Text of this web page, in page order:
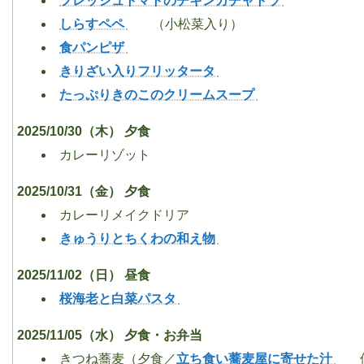
しらすペペ
（小松菜入り）
食パンピザ
きりざい入りフリッタータ
たっぷりきのこのクリームスープ
2025/10/30（木） 夕食
カレーリゾット
2025/10/31（金） 夕食
カレーリメイクドリア
きゅうりとちくわの和え物
2025/11/02（日） 昼食
桜海老と白菜パスタ
2025/11/05（水） 夕食・お弁当
きつね蕎麦（夕食／立ち食い蕎麦屋に寄せた汁